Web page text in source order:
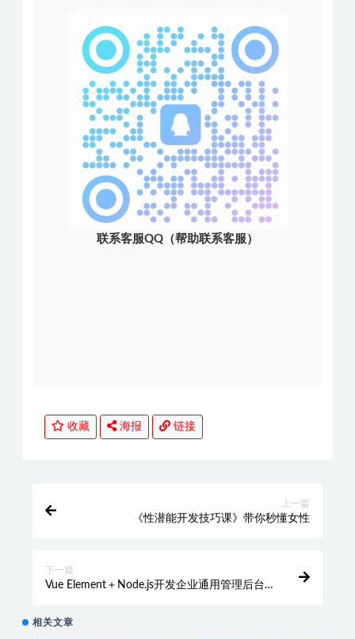
联系客服QQ（帮助联系客服）
收藏 海报 链接
上一篇
《性潜能开发技巧课》带你秒懂女性
下一篇
Vue Element＋Node.js开发企业通用管理后台
相关文章